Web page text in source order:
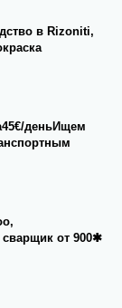
в Rizoniti,
деньИщем
сварщик от 900✱